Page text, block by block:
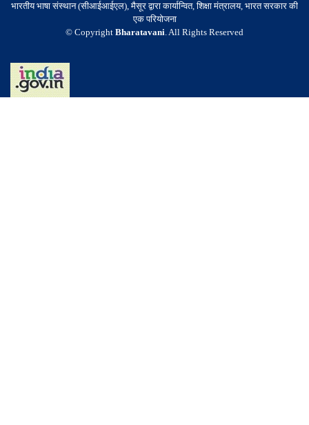
भारतीय भाषा संस्थान (सीआईआईएल), मैसूर द्वारा कार्यान्वित, शिक्षा मंत्रालय, भारत सरकार की
एक परियोजना
© Copyright Bharatavani. All Rights Reserved